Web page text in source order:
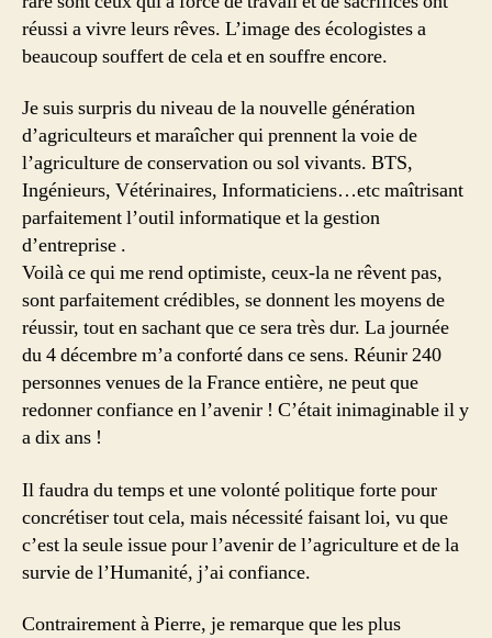
réussi a vivre leurs rêves. L’image des écologistes a
beaucoup souffert de cela et en souffre encore.
Je suis surpris du niveau de la nouvelle génération
d’agriculteurs et maraîcher qui prennent la voie de
l’agriculture de conservation ou sol vivants. BTS,
Ingénieurs, Vétérinaires, Informaticiens…etc maîtrisant
parfaitement l’outil informatique et la gestion
d’entreprise .
Voilà ce qui me rend optimiste, ceux-la ne rêvent pas,
sont parfaitement crédibles, se donnent les moyens de
réussir, tout en sachant que ce sera très dur. La journée
du 4 décembre m’a conforté dans ce sens. Réunir 240
personnes venues de la France entière, ne peut que
redonner confiance en l’avenir ! C’était inimaginable il y
a dix ans !
Il faudra du temps et une volonté politique forte pour
concrétiser tout cela, mais nécessité faisant loi, vu que
c’est la seule issue pour l’avenir de l’agriculture et de la
survie de l’Humanité, j’ai confiance.
Contrairement à Pierre, je remarque que les plus